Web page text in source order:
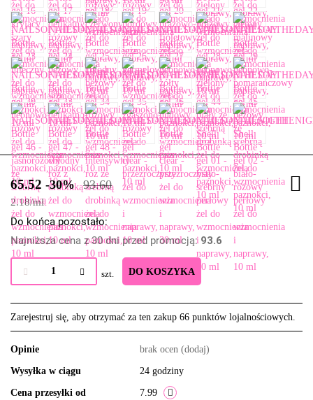
65.52 -30% 93.60
2.18/ml
Do końca pozostało:
Najniższa cena z 30 dni przed promocją:93.6
szt. DO KOSZYKA
Zarejestruj się, aby otrzymać za ten zakup 66 punktów lojalnościowych.
Opinie brak ocen (dodaj)
Wysyłka w ciągu 24 godziny
Cena przesyłki od 7.99